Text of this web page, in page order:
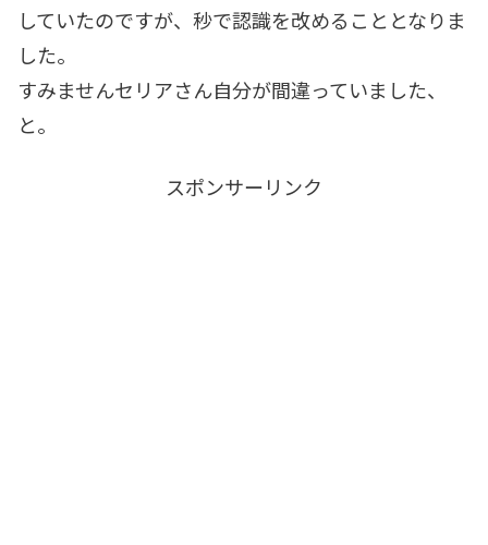
していたのですが、秒で認識を改めることとなりま
した。
すみませんセリアさん自分が間違っていました、
と。
スポンサーリンク